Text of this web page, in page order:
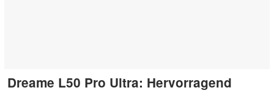
Dreame L50 Pro Ultra: Hervorragend